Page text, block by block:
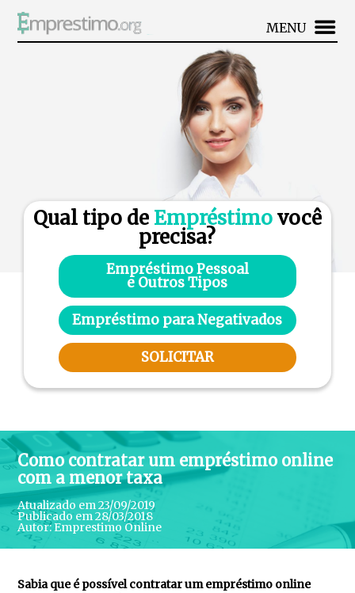
MENU
Qual tipo de Empréstimovocê
precisa?
Empréstimo Pessoal
e Outros Tipos
Empréstimo para Negativados
SOLICITAR
Como contratar um empréstimo online
com a menor taxa
Atualizado em 23/09/2019
Publicado em 28/03/2018
Autor:Emprestimo Online
Sabia que é possível contratar um empréstimo online